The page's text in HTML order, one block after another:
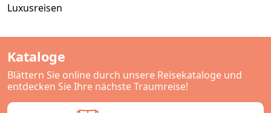
Luxusreisen
Kataloge
Blättern Sie online durch unsere Reisekataloge und
entdecken Sie Ihre nächste Traumreise!